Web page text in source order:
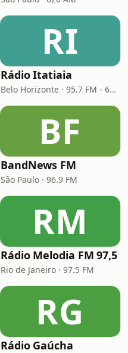
RI
Rádio Itatiaia
Belo Horizonte · 95.7 FM - 610 AM
BF
BandNews FM
São Paulo · 96.9 FM
RM
Rádio Melodia FM 97,5
Rio de Janeiro · 97.5 FM
RG
Rádio Gaúcha